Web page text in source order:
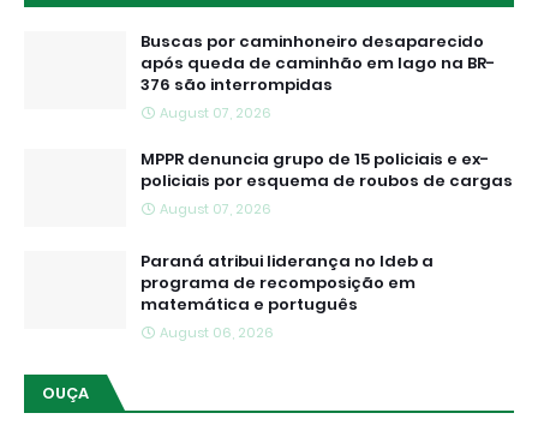
Buscas por caminhoneiro desaparecido
após queda de caminhão em lago na BR-
376 são interrompidas
August 07, 2026
MPPR denuncia grupo de 15 policiais e ex-
policiais por esquema de roubos de cargas
August 07, 2026
Paraná atribui liderança no Ideb a
programa de recomposição em
matemática e português
August 06, 2026
OUÇA